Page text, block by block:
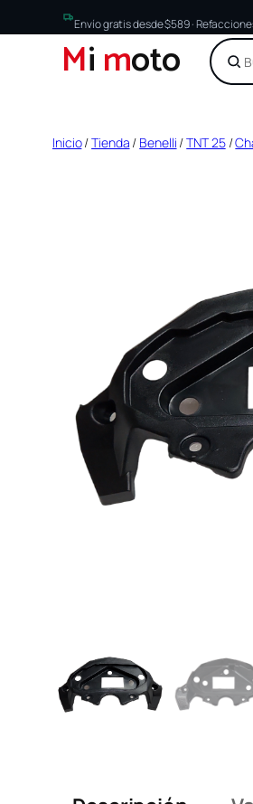
Envío gratis desde $589 ·
Mimoto
SaltarInicio/Tienda / Benelli /TNT 25/